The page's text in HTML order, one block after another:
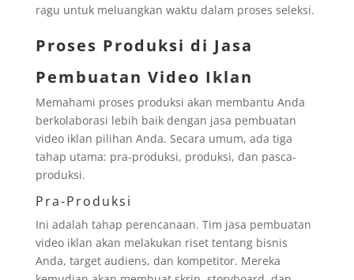
ragu untuk meluangkan waktu dalam proses seleksi.
Proses Produksi di Jasa
Pembuatan Video Iklan
Memahami proses produksi akan membantu Anda
berkolaborasi lebih baik dengan jasa pembuatan
video iklan pilihan Anda. Secara umum, ada tiga
tahap utama: pra-produksi, produksi, dan pasca-
produksi.
Pra-Produksi
Ini adalah tahap perencanaan. Tim jasa pembuatan
video iklan akan melakukan riset tentang bisnis
Anda, target audiens, dan kompetitor. Mereka